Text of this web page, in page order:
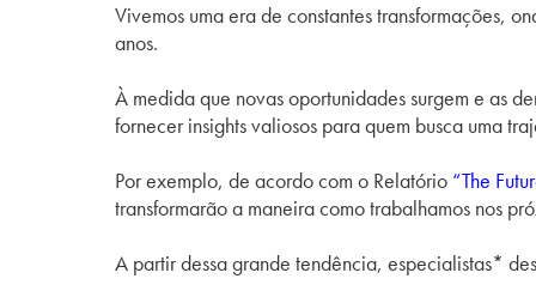
Vivemos uma era de constantes transformações,
anos.
À medida que novas oportunidades surgem e as
fornecer insights valiosos para quem busca uma
Por exemplo, de acordo com o Relatório “The
transformarão a maneira como trabalhamos nos
A partir dessa grande tendência, especialistas*